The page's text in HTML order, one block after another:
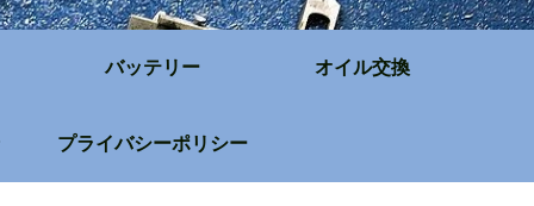
バッテリー オイル交換
プライバシーポリシー